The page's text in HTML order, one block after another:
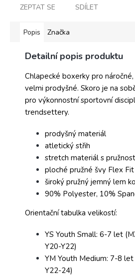
ZEPTAT SE SDÍLET
Popis Značka
Detailní popis produktu
Chlapecké boxerky pro
velmi prodyšné. Skoro je na
pro výkonnostní sportovní
trendsettery.
prodyšný materiál
atletický střih
stretch materiál s
ploché pružné švy Flex
široký pružný jemný lem
90% Polyester, 10%
Orientační tabulka velikostí:
YS Youth Small: 6-7 let
Y20-Y22)
YM Youth Medium: 7-8
Y22-24)